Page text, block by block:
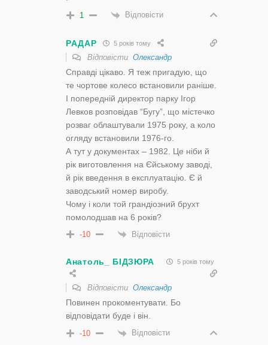
1 Відповісти
РАДАР 5 років тому
Відповісти Олександр
Справді цікаво. Я теж пригадую, що
те чортове колесо встановили раніше.
І попередній директор парку Ігор
Левков розповідав “Бугу”, що містечко
розваг облаштували 1975 року, а коло
огляду встановили 1976-го.
А тут у документах – 1982. Це ніби й
рік виготовлення на Єйському заводі,
й рік введення в експлуатацію. Є й
заводський номер виробу.
Чому і коли той грандіозний брухт
помолодшав на 6 років?
-10 Відповісти
Анатоль_ БІДЗЮРА 5 років тому
Відповісти Олександр
Повинен прокоментувати. Бо
відповідати буде і він.
-10 Відповісти